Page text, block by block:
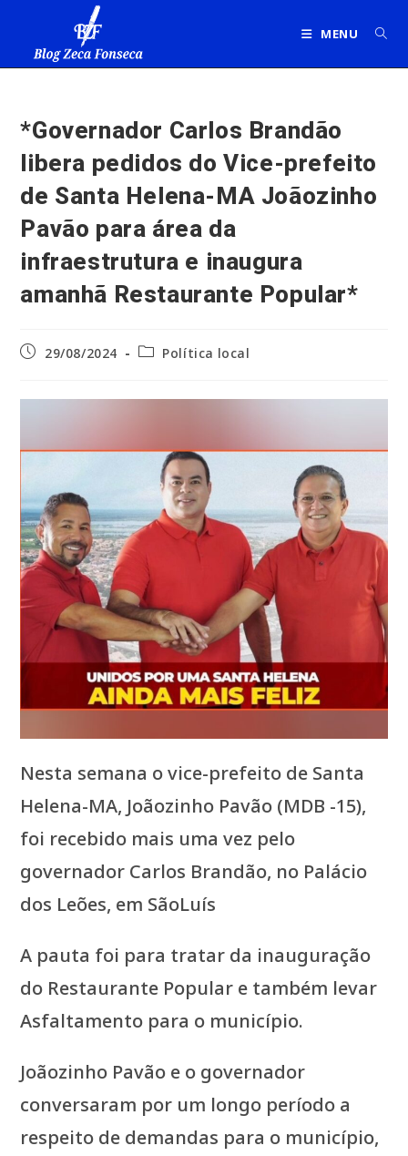
MENU
*Governador Carlos Brandão
libera pedidos do Vice-prefeito
de Santa Helena-MA Joãozinho
Pavão para área da
infraestrutura e inaugura
amanhã Restaurante Popular*
Post29/08/2024
Categoria
Política local
Nesta semana o vice-prefeito de Santa
Helena-MA, Joãozinho Pavão (MDB -15),
foi recebido mais uma vez pelo
governador Carlos Brandão, no Palácio
dos Leões, em SãoLuís
A pauta foi para tratar da inauguração
do Restaurante Popular e também levar
Asfaltamento para o município.
Joãozinho Pavão e o governador
conversaram por um longo período a
respeito de demandas para o município,